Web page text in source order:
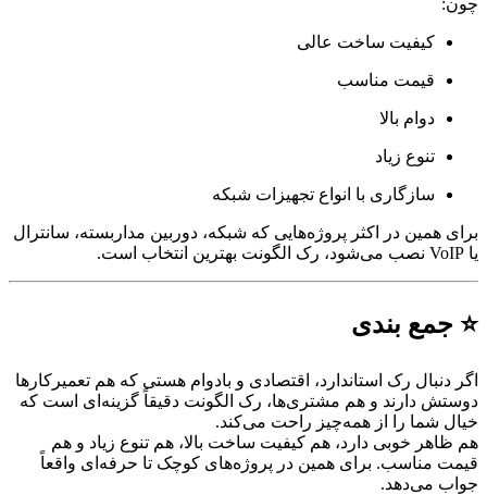
کیفیت ساخت عالی
قیمت مناسب
دوام بالا
تنوع زیاد
سازگاری با انواع تجهیزات شبکه
در اکثر پروژه‌هایی که شبکه، دوربین مداربسته، سانترال
بندی
رک استاندارد، اقتصادی و بادوام هستی که هم تعمیرکارها
دارند و هم مشتری‌ها، رک الگونت دقیقاً گزینه‌ای است که
را از همه‌چیز راحت می‌کند.
خوبی دارد، هم کیفیت ساخت بالا، هم تنوع زیاد و هم
برای همین در پروژه‌های کوچک تا حرفه‌ای واقعاً
می‌دهد.